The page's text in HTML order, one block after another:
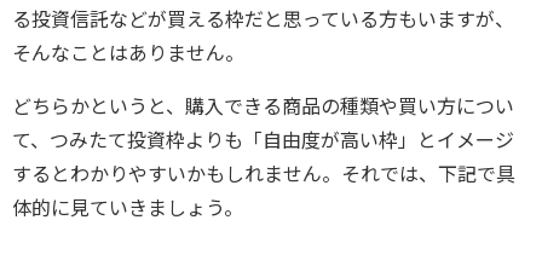
る投資信託などが買える枠だと思っている方もいますが、
そんなことはありません。
どちらかというと、購入できる商品の種類や買い方につい
て、つみたて投資枠よりも「自由度が高い枠」とイメージ
するとわかりやすいかもしれません。それでは、下記で具
体的に見ていきましょう。